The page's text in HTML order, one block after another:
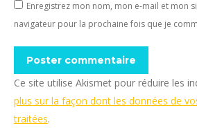
Enregistrez mon nom, mon e-mail et mon
navigateur pour la prochaine fois que je
Poster commentaire
Ce site utilise Akismet pour réduire les
plus sur la façon dont les données de
traitées.